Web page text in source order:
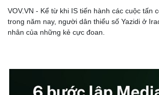
VOV.VN - Kể từ khi IS tiến hành các cuộc tấn
trong năm nay, người dân thiểu số Yazidi ở
nhân của những kẻ cực đoan.